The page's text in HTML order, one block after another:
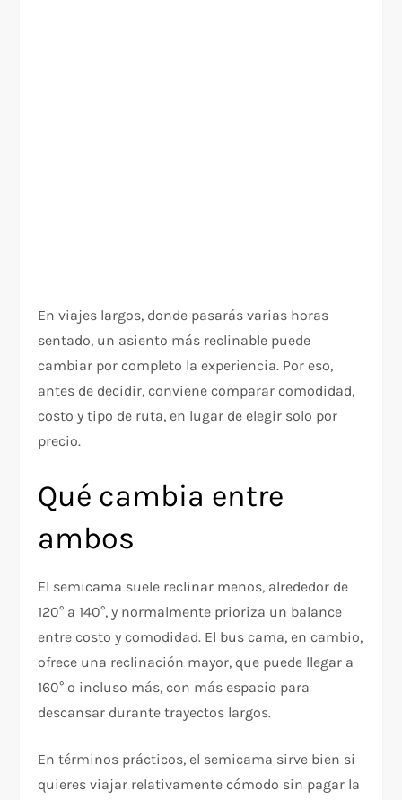
En viajes largos, donde pasarás varias horas
sentado, un asiento más reclinable puede
cambiar por completo la experiencia. Por eso,
antes de decidir, conviene comparar comodidad,
costo y tipo de ruta, en lugar de elegir solo por
precio.
Qué cambia entre
ambos
El semicama suele reclinar menos, alrededor de
120° a 140°, y normalmente prioriza un balance
entre costo y comodidad. El bus cama, en cambio,
ofrece una reclinación mayor, que puede llegar a
160° o incluso más, con más espacio para
descansar durante trayectos largos.
En términos prácticos, el semicama sirve bien si
quieres viajar relativamente cómodo sin pagar la